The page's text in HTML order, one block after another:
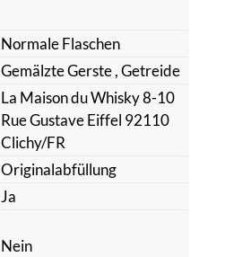
Normale Flaschen
Gemälzte Gerste, Getreide
La Maison du Whisky 8-10
Rue Gustave Eiffel 92110
Clichy/FR
Originalabfüllung
Ja
Nein